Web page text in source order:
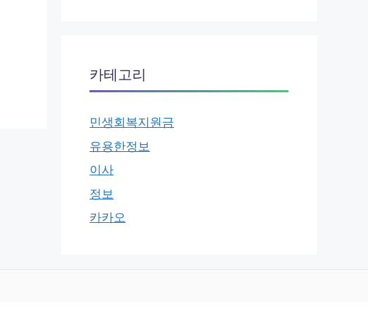
카테고리
민생회복지원금
유용한정보
이사
정보
카카오